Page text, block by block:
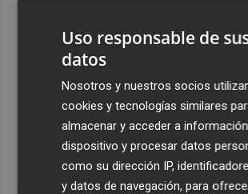
una lesión muscular
San Javier da viabilidad al nuevo
urbano y a un hotel de cuatro estrellas
324 habitaciones
Estos son los estrenos que abren la
de la comedia 'El último mono' a una
'La Patrulla Canina'
Uso responsable de
datos
Nosotros y nuestros socios
cookies y tecnologías similares
almacenar y acceder a
dispositivo y procesar datos
como su dirección IP,
y datos de navegación, para